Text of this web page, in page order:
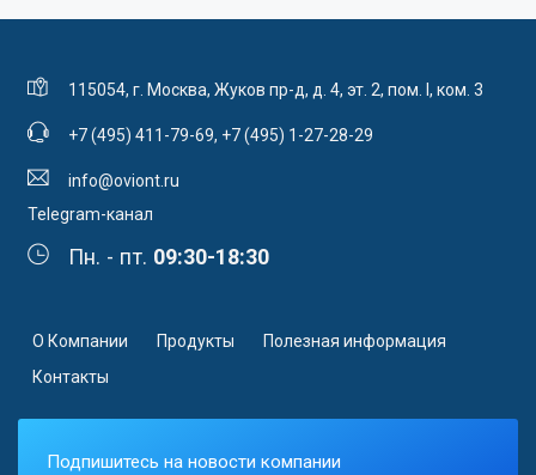
115054, г. Москва, Жуков пр-д, д. 4, эт. 2, пом. I, ком. 3
+7 (495) 411-79-69, +7 (495) 1-27-28-29
info@oviont.ru
Telegram-канал
Пн. - пт. 09:30-18:30
О Компании Продукты
Полезная информация
Контакты
Подпишитесь на новости компании